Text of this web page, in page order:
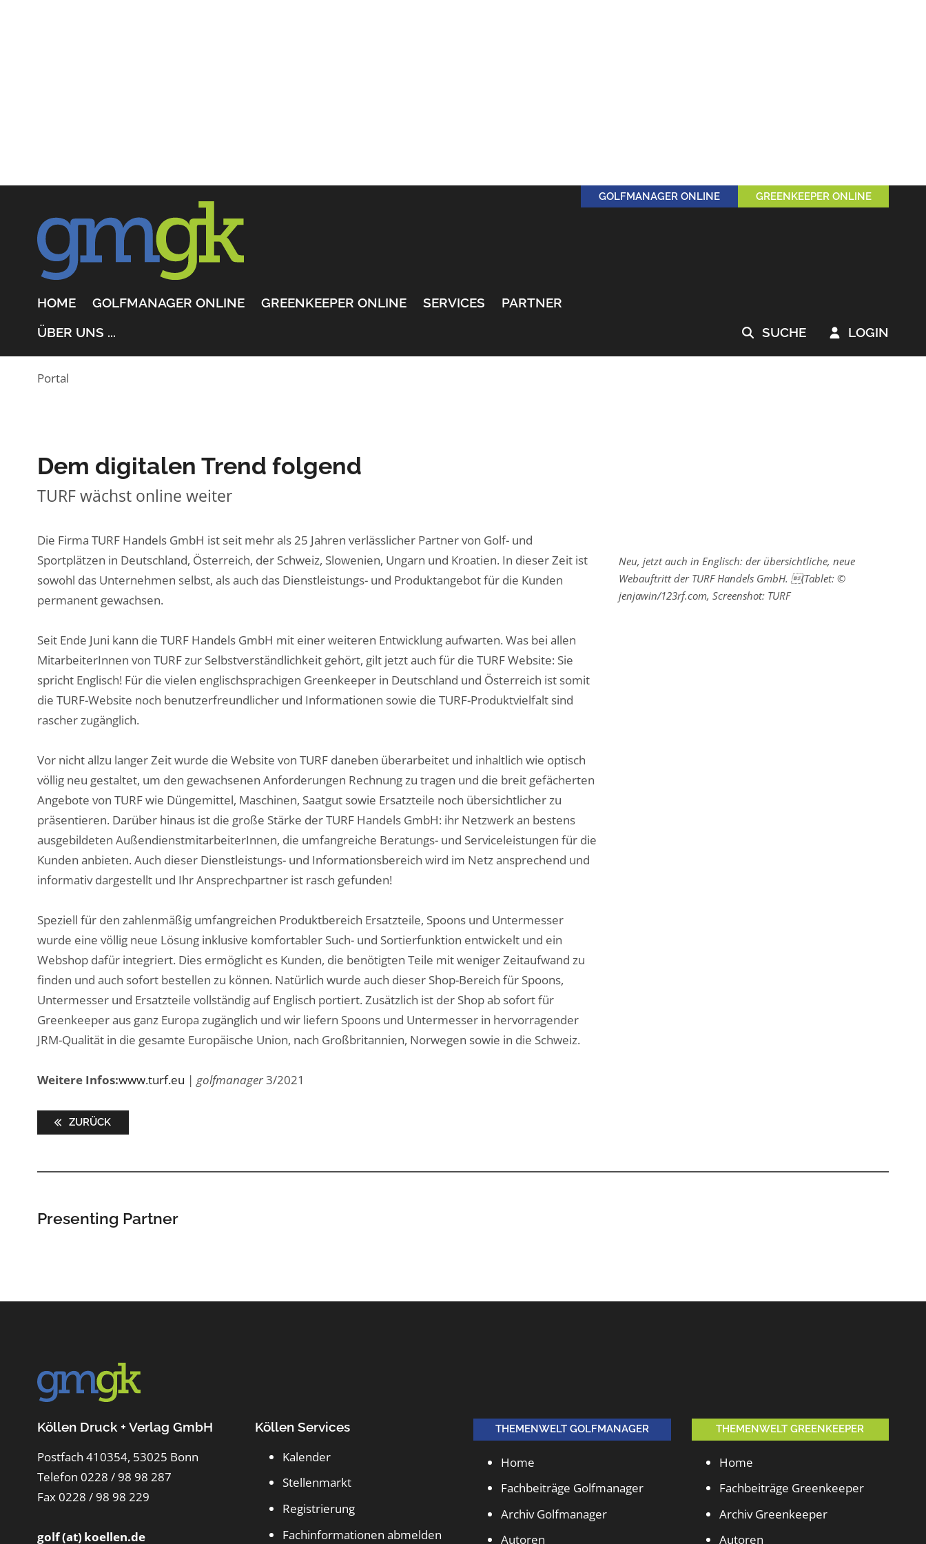
GOLFMANAGER ONLINE GREENKEEPER ONLINE
HOME GOLFMANAGER ONLINE GREENKEEPER ONLINE SERVICES
PARTNER
ÜBER UNS ...
 SUCHE  LOGIN
Portal
Dem digitalen Trend folgend
TURF wächst online weiter
Die Firma TURF Handels GmbH ist seit mehr als 25 Jahren verlässlicher Partner von Golf- und
Sportplätzen in Deutschland, Österreich, der Schweiz, Slowenien, Ungarn und Kroatien. In dieser Zeit ist
sowohl das Unternehmen selbst, als auch das Dienstleistungs- und Produktangebot für die Kunden
permanent gewachsen.
Seit Ende Juni kann die TURF Handels GmbH mit einer weiteren Entwicklung aufwarten. Was bei allen
MitarbeiterInnen von TURF zur Selbstverständlichkeit gehört, gilt jetzt auch für die TURF Website: Sie
spricht Englisch! Für die vielen englischsprachigen Greenkeeper in Deutschland und Österreich ist somit
die TURF-Website noch benutzerfreundlicher und Informationen sowie die TURF-Produktvielfalt sind
rascher zugänglich.
Vor nicht allzu langer Zeit wurde die Website von TURF daneben überarbeitet und inhaltlich wie optisch
völlig neu gestaltet, um den gewachsenen Anforderungen Rechnung zu tragen und die breit gefächerten
Angebote von TURF wie Düngemittel, Maschinen, Saatgut sowie Ersatzteile noch übersichtlicher zu
präsentieren. Darüber hinaus ist die große Stärke der TURF Handels GmbH: ihr Netzwerk an bestens
ausgebildeten AußendienstmitarbeiterInnen, die umfangreiche Beratungs- und Serviceleistungen für die
Kunden anbieten. Auch dieser Dienstleistungs- und Informationsbereich wird im Netz ansprechend und
informativ dargestellt und Ihr Ansprechpartner ist rasch gefunden!
Speziell für den zahlenmäßig umfangreichen Produktbereich Ersatzteile, Spoons und Untermesser
wurde eine völlig neue Lösung inklusive komfortabler Such- und Sortierfunktion entwickelt und ein
Webshop dafür integriert. Dies ermöglicht es Kunden, die benötigten Teile mit weniger Zeitaufwand zu
finden und auch sofort bestellen zu können. Natürlich wurde auch dieser Shop-Bereich für Spoons,
Untermesser und Ersatzteile vollständig auf Englisch portiert. Zusätzlich ist der Shop ab sofort für
Greenkeeper aus ganz Europa zugänglich und wir liefern Spoons und Untermesser in hervorragender
JRM-Qualität in die gesamte Europäische Union, nach Großbritannien, Norwegen sowie in die Schweiz.
Weitere Infos:www.turf.eu | golfmanager3/2021
Neu, jetzt auch in Englisch: der übersichtliche, neue
Webauftritt der TURF Handels GmbH. (Tablet: ©
jenjawin/123rf.com, Screenshot: TURF
ZURÜCK
Presenting Partner
Köllen Druck + Verlag GmbH
Postfach 410354, 53025 Bonn
Telefon 0228 / 98 98 287
Fax 0228 / 98 98 229
golf (at) koellen.de
Köllen Services
Kalender
Stellenmarkt
Registrierung
Fachinformationen abmelden
THEMENWELT GOLFMANAGER
Home
Fachbeiträge Golfmanager
Archiv Golfmanager
Autoren
THEMENWELT GREENKEEPER
Home
Fachbeiträge Greenkeeper
Archiv Greenkeeper
Autoren